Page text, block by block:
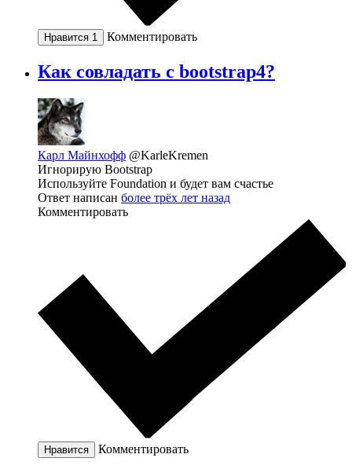
Нравится 1 Комментировать
Как совладать с bootstrap4?
Карл Майнхофф @KarleKremen
Игнорирую Bootstrap
Используйте Foundation и будет вам счастье
Ответ написан более трёх лет назад
Комментировать
Нравится Комментировать